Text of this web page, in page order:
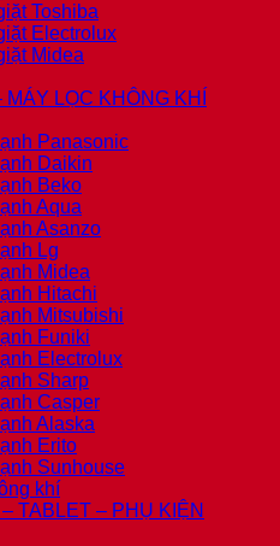
Toshiba
Electrolux
Midea
LỌC KHÔNG KHÍ
Panasonic
Daikin
Beko
Aqua
Asanzo
Lg
Midea
Hitachi
Mitsubishi
Funiki
Electrolux
Sharp
Casper
Alaska
Erito
Sunhouse
khí
TABLET – PHỤ KIỆN